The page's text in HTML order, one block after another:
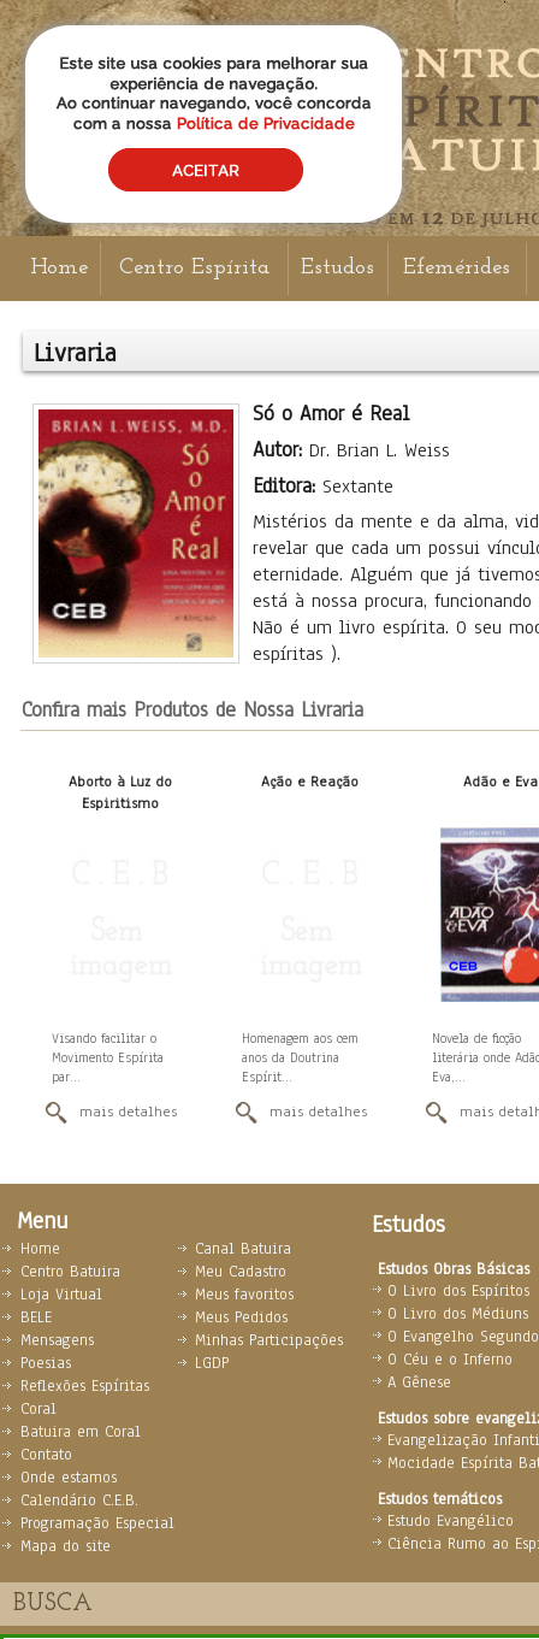
Home Centro Espírita Estudos Efemérides
Livraria
Só o Amor é Real
Autor: Dr. Brian L. Weiss
Editora: Sextante
Mistérios da mente e da alma,
revelar que cada um possui
eternidade. Alguém que já
está à nossa procura,
Não é um livro espírita. O seu
espíritas ).
Confira mais Produtos de Nossa Livraria
Aborto à Luz do
Espiritismo
Visando facilitar o
Movimento Espírita
par...
mais detalhes
Ação e Reação
Homenagem aos cem
anos da Doutrina
Espírit...
mais detalhes
Adão e Eva
Novela de ficção
literária onde
Eva,...
mais
Menu Estudos
Estudos Obras Básicas
O Livro dos Espíritos
O Livro dos Médiuns
O Evangelho
O Céu e o Inferno
A Gênese
Estudos sobre
Evangelização
Mocidade Espírita
Estudos temáticos
Estudo Evangélico
Ciência Rumo ao
Home
Centro Batuira
Loja Virtual
BELE
Mensagens
Poesias
Reflexões Espíritas
Coral
Batuira em Coral
Contato
Onde estamos
Calendário C.E.B.
Programação Especial
Mapa do site
Canal Batuira
Meu Cadastro
Meus favoritos
Meus Pedidos
Minhas Participações
LGDP